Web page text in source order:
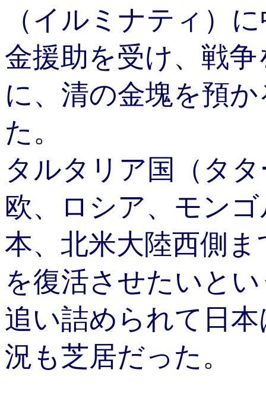
（イルミナティ）
金援助を受け、戦
に、清の金塊を預
た。
タルタリア国（タ
欧、ロシア、モン
本、北米大陸西側
を復活させたいと
追い詰められて日
況も芝居だった。